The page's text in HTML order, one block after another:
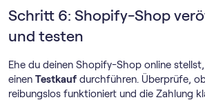
Schritt 6: Shopify-Shop
und testen
Ehe du deinen Shopify-Shop online
einen Testkauf durchführen. Überprüfe,
reibungslos funktioniert und die Zahlung